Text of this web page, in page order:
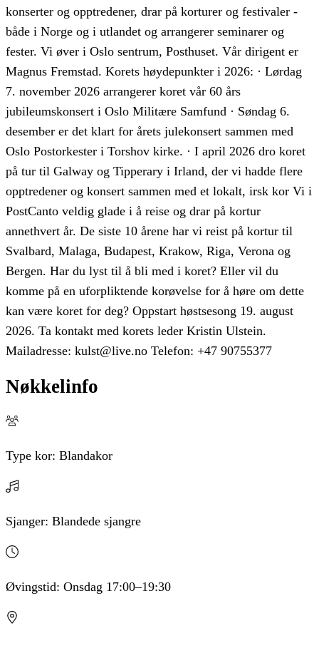
konserter og opptredener, drar på korturer og festivaler -
både i Norge og i utlandet og arrangerer seminarer og
fester. Vi øver i Oslo sentrum, Posthuset. Vår dirigent er
Magnus Fremstad. Korets høydepunkter i 2026: · Lørdag
7. november 2026 arrangerer koret vår 60 års
jubileumskonsert i Oslo Militære Samfund · Søndag 6.
desember er det klart for årets julekonsert sammen med
Oslo Postorkester i Torshov kirke. · I april 2026 dro koret
på tur til Galway og Tipperary i Irland, der vi hadde flere
opptredener og konsert sammen med et lokalt, irsk kor Vi i
PostCanto veldig glade i å reise og drar på kortur
annethvert år. De siste 10 årene har vi reist på kortur til
Svalbard, Malaga, Budapest, Krakow, Riga, Verona og
Bergen. Har du lyst til å bli med i koret? Eller vil du
komme på en uforpliktende korøvelse for å høre om dette
kan være koret for deg? Oppstart høstsesong 19. august
2026. Ta kontakt med korets leder Kristin Ulstein.
Mailadresse: kulst@live.no Telefon: +47 90755377
Nøkkelinfo
Type kor: Blandakor
Sjanger: Blandede sjangre
Øvingstid: Onsdag 17:00–19:30